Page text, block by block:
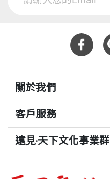
關於我們
客戶服務
遠見‧天下文化事業群